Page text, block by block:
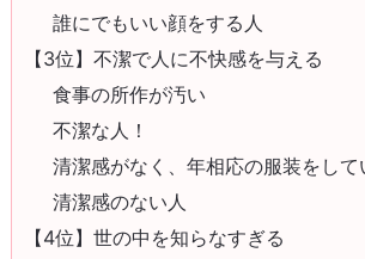
誰にでもいい顔をする人
【3位】不潔で人に不快感を与える
食事の所作が汚い
不潔な人！
清潔感がなく、年相応の服装をして
清潔感のない人
【4位】世の中を知らなすぎる